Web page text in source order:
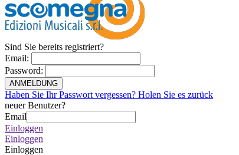
Sind Sie bereits registriert?
Email:
Password:
ANMELDUNG
Haben Sie Ihr Passwort vergessen? Holen Sie es zurück
neuer Benutzer?
Email
Einloggen
Einloggen
Einloggen